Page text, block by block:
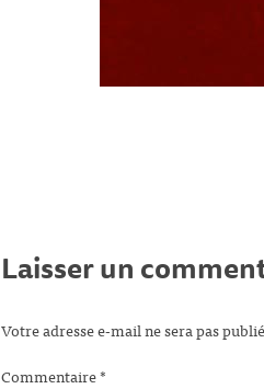
Laisser un
Votre adresse e-mail ne sera pas
Commentaire*